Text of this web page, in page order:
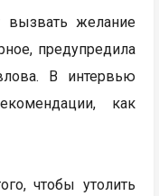
вызвать желание
предупредила
В интервью
как
чтобы утолить